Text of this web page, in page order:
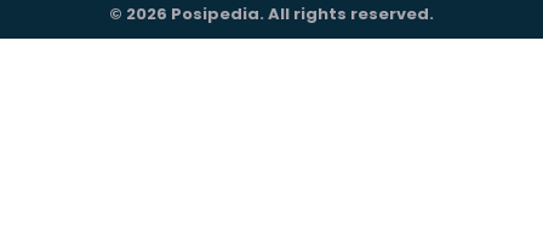
© 2026 Posipedia. All rights reserved.